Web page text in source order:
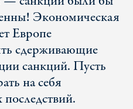
Экономическая
Европе
сдерживающие
санкций. Пусть
на себя